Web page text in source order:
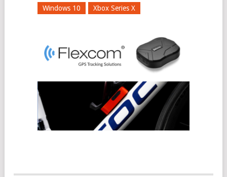
Windows 10
Xbox Series X